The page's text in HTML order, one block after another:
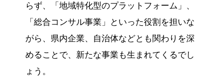
らず、「地域特化型のプラットフォーム」、
「総合コンサル事業」といった役割を担いな
がら、県内企業、自治体などとも関わりを深
めることで、新たな事業も生まれてくるでし
ょう。